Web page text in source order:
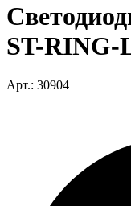
ST-RING-
Арт.: 30904